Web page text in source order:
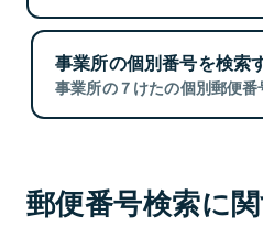
事業所の個別番号を検索
事業所の７けたの個別郵便番
郵便番号検索に